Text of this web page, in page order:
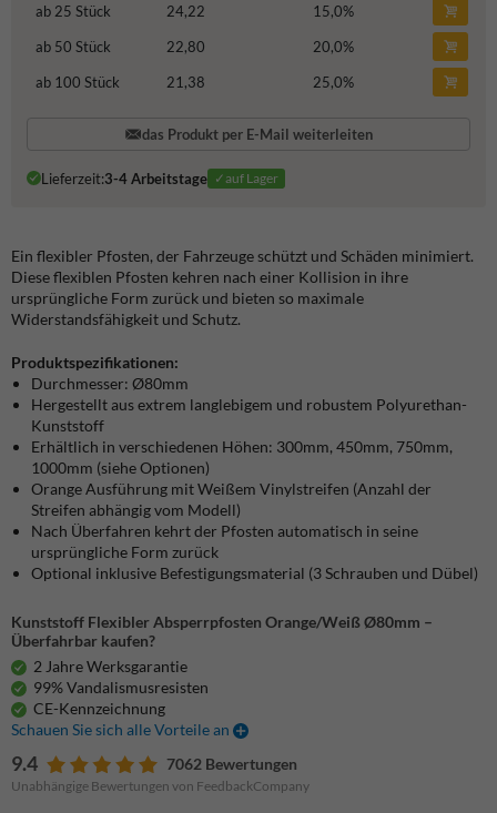
ab 25 Stück
24,22 15,0%
ab 50 Stück
22,80 20,0%
ab 100 Stück
21,38 25,0%
das Produkt per E-Mail weiterleiten
Lieferzeit:3-4 Arbeitstage ✓auf Lager
Ein flexibler Pfosten, der Fahrzeuge schützt und Schäden minimiert.
Diese flexiblen Pfosten kehren nach einer Kollision in ihre
ursprüngliche Form zurück und bieten so maximale
Widerstandsfähigkeit und Schutz.
Produktspezifikationen:
Durchmesser: Ø80mm
Hergestellt aus extrem langlebigem und robustem Polyurethan-
Kunststoff
Erhältlich in verschiedenen Höhen: 300mm, 450mm, 750mm,
1000mm (siehe Optionen)
Orange Ausführung mit Weißem Vinylstreifen (Anzahl der
Streifen abhängig vom Modell)
Nach Überfahren kehrt der Pfosten automatisch in seine
ursprüngliche Form zurück
Optional inklusive Befestigungsmaterial (3 Schrauben und Dübel)
Kunststoff Flexibler Absperrpfosten Orange/Weiß Ø80mm –
Überfahrbar kaufen?
2 Jahre Werksgarantie
99% Vandalismusresisten
CE-Kennzeichnung
Schauen Sie sich alle Vorteile an
9.4 7062 Bewertungen
Unabhängige Bewertungen von FeedbackCompany